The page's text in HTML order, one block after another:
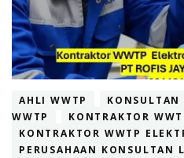
AHLI WWTP KONSULTAN
WWTP
KONTRAKTOR
KONTRAKTOR WWTP
PERUSAHAAN KONSULTAN